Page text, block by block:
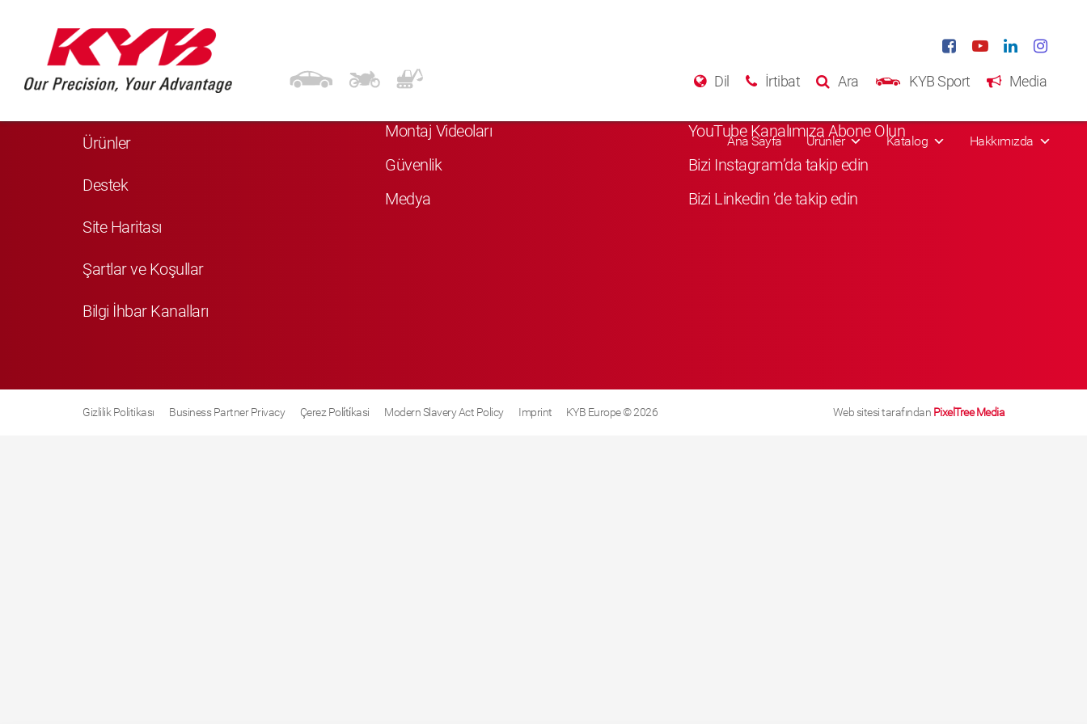
Dil İrtibat Ara KYB Sport Media
Ana Sayfa Ürünler Katalog Hakkımızda
Navigasyon
Ürünler
Destek
Site Haritası
Şartlar ve Koşullar
Bilgi İhbar Kanalları
Montaj Videoları
Güvenlik
Medya
YouTube Kanalımıza Abone Olun
Bizi Instagram’da takip edin
Bizi Linkedin ‘de takip edin
Gizlilik Politikası Business Partner Privacy Çerez Poli̇ti̇kasi Modern Slavery Act Policy Imprint KYB Europe © 2026 Web sitesi tarafından PixelTree Media